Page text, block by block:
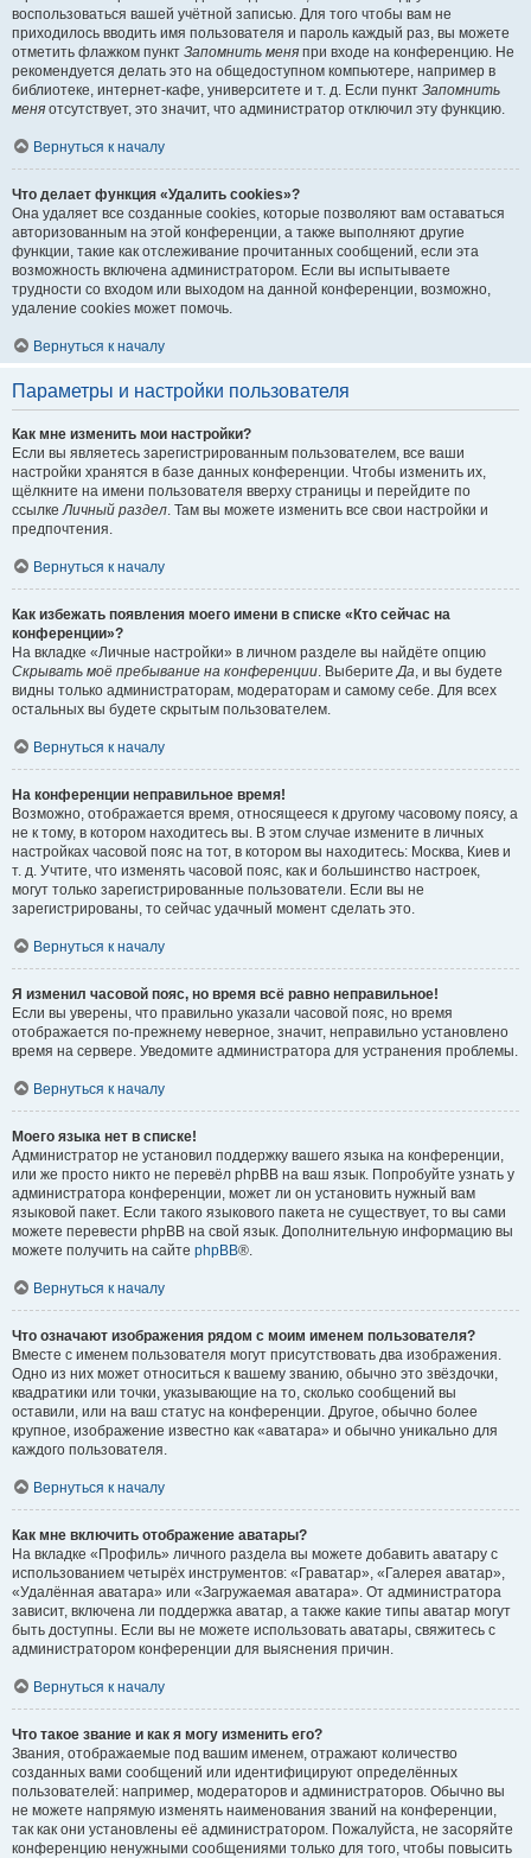
воспользоваться вашей учётной записью. Для того чтобы вам не
приходилось вводить имя пользователя и пароль каждый раз, вы можете
отметить флажком пункт Запомнить меня при входе на конференцию. Не
рекомендуется делать это на общедоступном компьютере, например в
библиотеке, интернет-кафе, университете и т. д. Если пункт Запомнить
меня отсутствует, это значит, что администратор отключил эту функцию.
Вернуться к началу
Что делает функция «Удалить cookies»?
Она удаляет все созданные cookies, которые позволяют вам оставаться
авторизованным на этой конференции, а также выполняют другие
функции, такие как отслеживание прочитанных сообщений, если эта
возможность включена администратором. Если вы испытываете
трудности со входом или выходом на данной конференции, возможно,
удаление cookies может помочь.
Вернуться к началу
Параметры и настройки пользователя
Как мне изменить мои настройки?
Если вы являетесь зарегистрированным пользователем, все ваши
настройки хранятся в базе данных конференции. Чтобы изменить их,
щёлкните на имени пользователя вверху страницы и перейдите по
ссылкеЛичный раздел. Там вы можете изменить все свои настройки и
предпочтения.
Вернуться к началу
Как избежать появления моего имени в списке «Кто сейчас на
конференции»?
На вкладке «Личные настройки» в личном разделе вы найдёте опцию
Скрывать моё пребывание на конференции. ВыберитеДа, и вы будете
видны только администраторам, модераторам и самому себе. Для всех
остальных вы будете скрытым пользователем.
Вернуться к началу
На конференции неправильное время!
Возможно, отображается время, относящееся к другому часовому поясу, а
не к тому, в котором находитесь вы. В этом случае измените в личных
настройках часовой пояс на тот, в котором вы находитесь: Москва, Киев и
т. д. Учтите, что изменять часовой пояс, как и большинство настроек,
могут только зарегистрированные пользователи. Если вы не
зарегистрированы, то сейчас удачный момент сделать это.
Вернуться к началу
Я изменил часовой пояс, но время всё равно неправильное!
Если вы уверены, что правильно указали часовой пояс, но время
отображается по-прежнему неверное, значит, неправильно установлено
время на сервере. Уведомите администратора для устранения проблемы.
Вернуться к началу
Моего языка нет в списке!
Администратор не установил поддержку вашего языка на конференции,
или же просто никто не перевёл phpBB на ваш язык. Попробуйте узнать у
администратора конференции, может ли он установить нужный вам
языковой пакет. Если такого языкового пакета не существует, то вы сами
можете перевести phpBB на свой язык. Дополнительную информацию вы
можете получить на сайте phpBB®.
Вернуться к началу
Что означают изображения рядом с моим именем пользователя?
Вместе с именем пользователя могут присутствовать два изображения.
Одно из них может относиться к вашему званию, обычно это звёздочки,
квадратики или точки, указывающие на то, сколько сообщений вы
оставили, или на ваш статус на конференции. Другое, обычно более
крупное, изображение известно как «аватара» и обычно уникально для
каждого пользователя.
Вернуться к началу
Как мне включить отображение аватары?
На вкладке «Профиль» личного раздела вы можете добавить аватару с
использованием четырёх инструментов: «Граватар», «Галерея аватар»,
«Удалённая аватара» или «Загружаемая аватара». От администратора
зависит, включена ли поддержка аватар, а также какие типы аватар могут
быть доступны. Если вы не можете использовать аватары, свяжитесь с
администратором конференции для выяснения причин.
Вернуться к началу
Что такое звание и как я могу изменить его?
Звания, отображаемые под вашим именем, отражают количество
созданных вами сообщений или идентифицируют определённых
пользователей: например, модераторов и администраторов. Обычно вы
не можете напрямую изменять наименования званий на конференции,
так как они установлены её администратором. Пожалуйста, не засоряйте
конференцию ненужными сообщениями только для того, чтобы повысить